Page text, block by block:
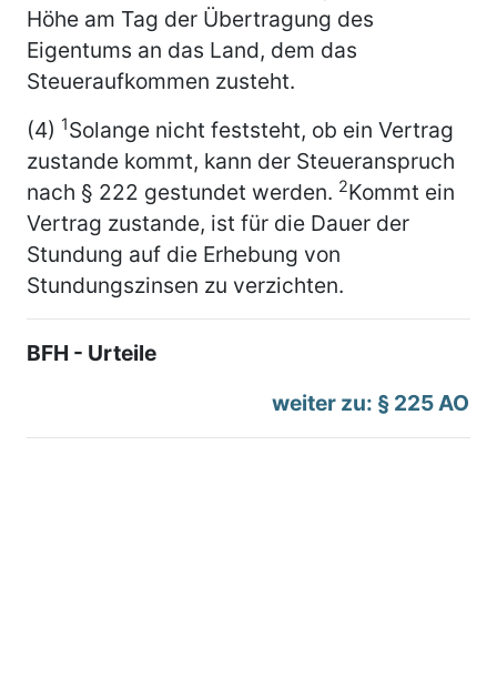
Höhe am Tag der Übertragung des
Eigentums an das Land, dem das
Steueraufkommen zusteht.
(4) 1Solange nicht feststeht, ob ein Vertrag
zustande kommt, kann der Steueranspruch
nach § 222 gestundet werden. 2Kommt ein
Vertrag zustande, ist für die Dauer der
Stundung auf die Erhebung von
Stundungszinsen zu verzichten.
BFH - Urteile
weiter zu: § 225 AO